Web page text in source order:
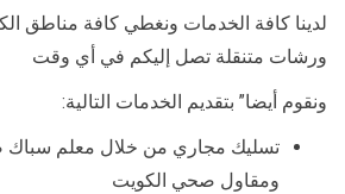
لدينا كافة الخدمات ونغطي كافة مناطق
ورشات متنقلة تصل إليكم في أي وقت
ونقوم أيضا” بتقديم الخدمات التالية:
تسليك مجاري من خلال معلم سباك
ومقاول صحي الكويت